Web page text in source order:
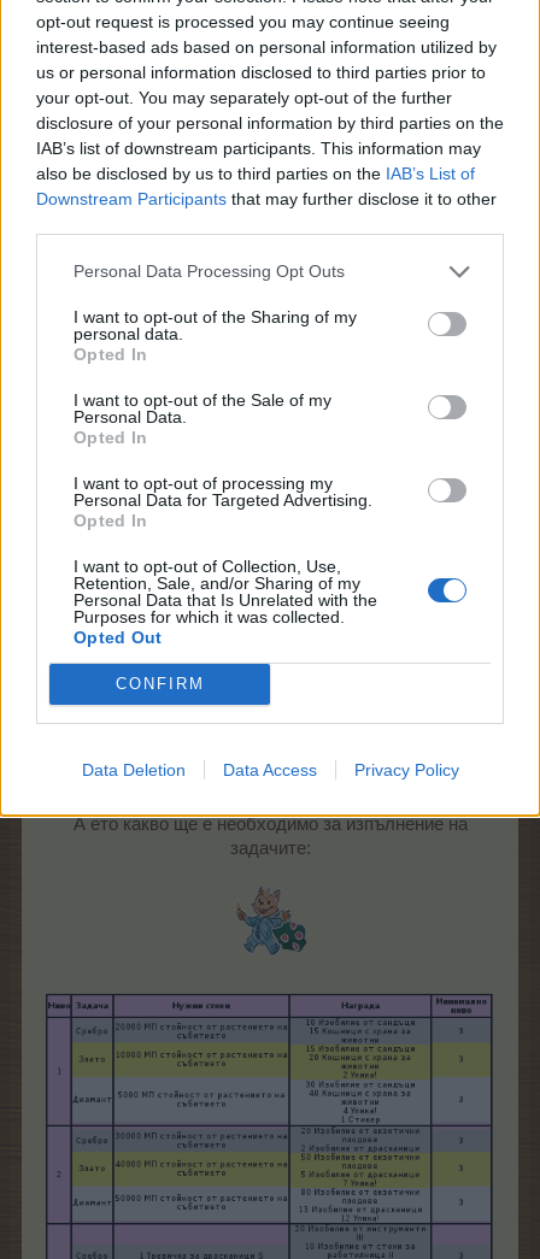
opt-out request is processed you may continue seeing
interest-based ads based on personal information utilized by
us or personal information disclosed to third parties prior to
your opt-out. You may separately opt-out of the further
disclosure of your personal information by third parties on the
IAB’s list of downstream participants. This information may
also be disclosed by us to third parties on the IAB’s List of
Downstream Participants that may further disclose it to other
Personal Data Processing Opt Outs
I want to opt-out of the Sharing of my
personal data.
Opted In
I want to opt-out of the Sale of my
Personal Data.
Opted In
I want to opt-out of processing my
Personal Data for Targeted Advertising.
Opted In
I want to opt-out of Collection, Use,
Retention, Sale, and/or Sharing of my
Personal Data that Is Unrelated with the
Purposes for which it was collected.
Opted Out
CONFIRM
Data Deletion Data Access Privacy Policy
Улика!
на задачи в
куеста​
Кошници(могат да бъдат закупениеднократно
кошница
„Драскачът“
Средна
кошница
„Драскачът“
„Драскачът“
400 Тревичка
за
100 Супер
тор
на Мими​
драсканици L
100 Супер тор
600 Тревичка
за
за
на Мими​
31.3.20
Team Farmerama BG
А ето какво ще е необходимо за изпълнение на
задачите: